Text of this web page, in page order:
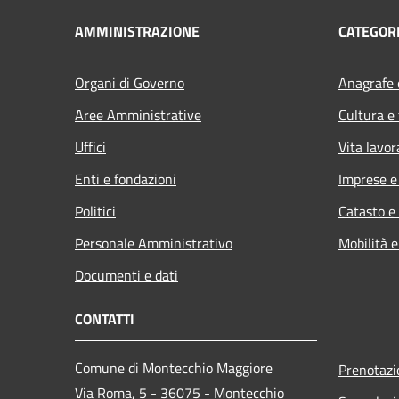
AMMINISTRAZIONE
Organi di Governo
Aree Amministrative
Uffici
Enti e fondazioni
Politici
Personale Amministrativo
Documenti e dati
Cultura
Vita
Imprese
Catasto
Mobilità
CONTATTI
Comune di Montecchio Maggiore
Via Roma, 5 - 36075 - Montecchio